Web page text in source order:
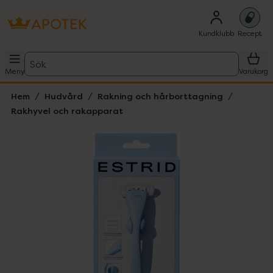
Kundklubb Recept
Meny
Sök
Varukorg
Hem Hudvård
Rakning och hårborttagning
Rakhyvel och rakapparat